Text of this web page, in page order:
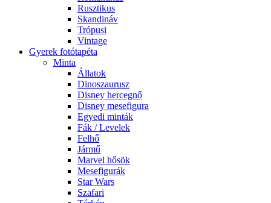
Rusztikus
Skandináv
Trópusi
Vintage
Gyerek fotótapéta
Minta
Állatok
Dinoszaurusz
Disney hercegnő
Disney mesefigura
Egyedi minták
Fák / Levelek
Felhő
Jármű
Marvel hősök
Mesefigurák
Star Wars
Szafari